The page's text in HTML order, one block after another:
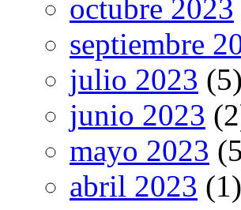
octubre 2023
septiembre
julio 2023 (5)
junio 2023
mayo 2023
abril 2023 (1)